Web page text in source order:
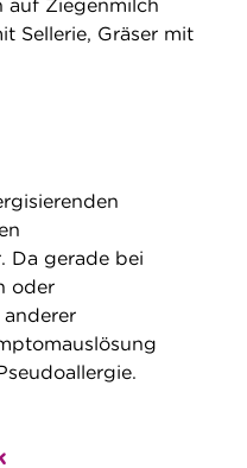
auf Ziegenmilch
Sellerie, Gräser mit
Da gerade bei
oder